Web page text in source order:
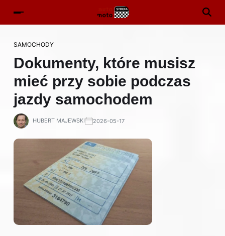
SAMOCHODY
Dokumenty, które musisz
mieć przy sobie podczas
jazdy samochodem
HUBERT MAJEWSKI 2026-05-17